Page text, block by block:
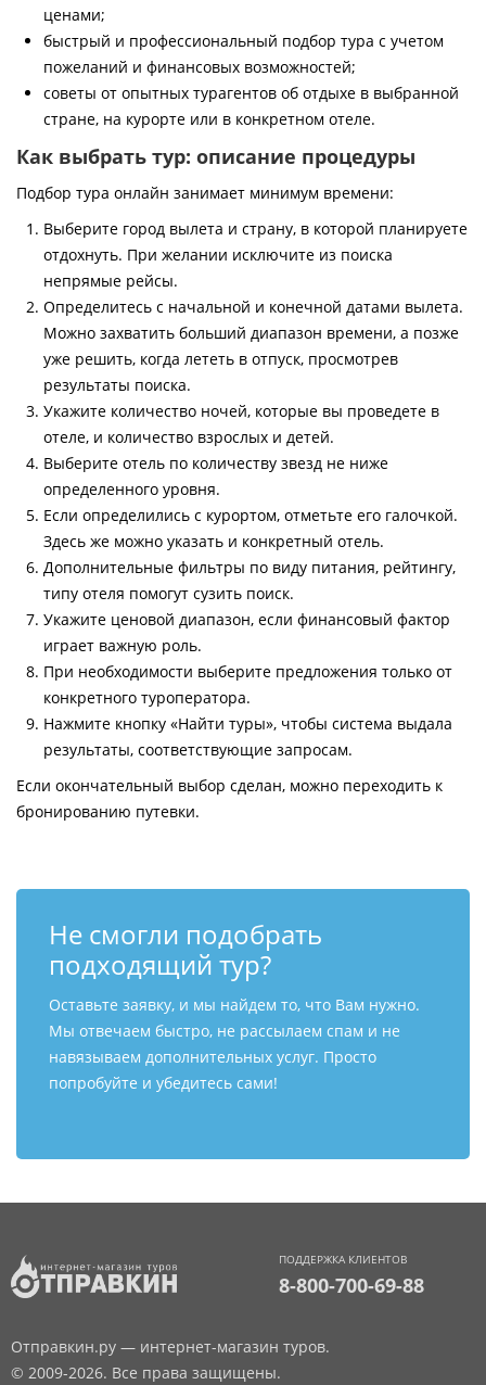
ценами;
быстрый и профессиональный подбор тура с учетом
пожеланий и финансовых возможностей;
советы от опытных турагентов об отдыхе в выбранной
стране, на курорте или в конкретном отеле.
Как выбрать тур: описание процедуры
Подбор тура онлайн занимает минимум времени:
Выберите город вылета и страну, в которой планируете
отдохнуть. При желании исключите из поиска
непрямые рейсы.
Определитесь с начальной и конечной датами вылета.
Можно захватить больший диапазон времени, а позже
уже решить, когда лететь в отпуск, просмотрев
результаты поиска.
Укажите количество ночей, которые вы проведете в
отеле, и количество взрослых и детей.
Выберите отель по количеству звезд не ниже
определенного уровня.
Если определились с курортом, отметьте его галочкой.
Здесь же можно указать и конкретный отель.
Дополнительные фильтры по виду питания, рейтингу,
типу отеля помогут сузить поиск.
Укажите ценовой диапазон, если финансовый фактор
играет важную роль.
При необходимости выберите предложения только от
конкретного туроператора.
Нажмите кнопку «Найти туры», чтобы система выдала
результаты, соответствующие запросам.
Если окончательный выбор сделан, можно переходить к
бронированию путевки.
Не смогли подобрать
подходящий тур?
Оставьте заявку, и мы найдем то, что Вам нужно.
Мы отвечаем быстро, не рассылаем спам и не
навязываем дополнительных услуг. Просто
попробуйте и убедитесь сами!
ПОДДЕРЖКА КЛИЕНТОВ
8-800-700-69-88
Отправкин.ру — интернет-магазин туров.
© 2009-2026. Все права защищены.